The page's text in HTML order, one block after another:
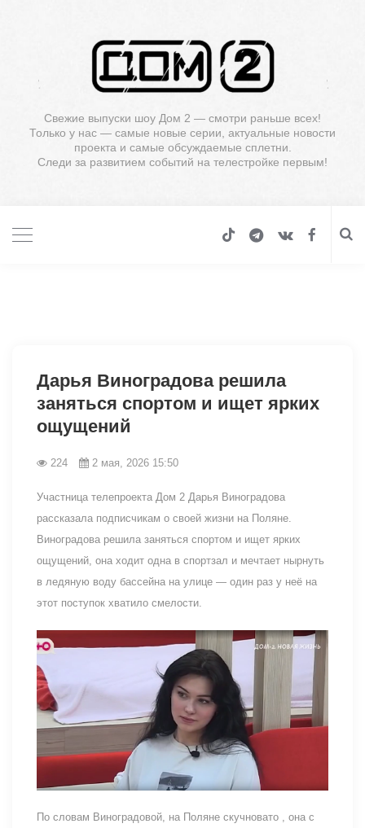
Свежие выпуски шоу Дом 2 — смотри раньше всех!
Только у нас — самые новые серии, актуальные новости
проекта и самые обсуждаемые сплетни.
Следи за развитием событий на телестройке первым!
Дарья Виноградова решила
заняться спортом и ищет ярких
ощущений
224 2 мая, 2026 15:50
Участница телепроекта Дом 2 Дарья Виноградова
рассказала подписчикам о своей жизни на Поляне.
Виноградова решила заняться спортом и ищет ярких
ощущений, она ходит одна в спортзал и мечтает нырнуть
в ледяную воду бассейна на улице — один раз у неё на
этот поступок хватило смелости.
По словам Виноградовой, на Поляне скучновато , она с